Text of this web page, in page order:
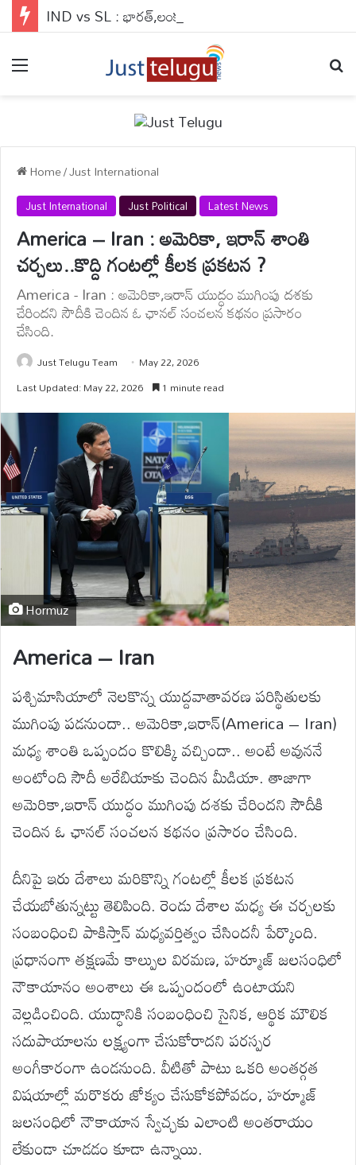
Home/Just International
Just International Just Political Latest News
America – Iran : అమెరికా, ఇరాన్ శాంతి
చర్చలు..కొద్ది గంటల్లో కీలక ప్రకటన ?
America - Iran : అమెరికా,ఇరాన్ యుద్ధం ముగింపు దశకు
చేరిందని సౌదీకి చెందిన ఓ ఛానల్ సంచలన కథనం ప్రసారం
చేసింది.
Just Telugu Team
May 22, 2026
Last Updated: May 22, 2026
1 minute read
Hormuz
America – Iran
పశ్చిమాసియాలో నెలకొన్న యుద్దవాతావరణ పరిస్థితులకు
ముగింపు పడనుందా.. అమెరికా,ఇరాన్(America – Iran)
మధ్య శాంతి ఒప్పందం కొలిక్కి వచ్చిందా.. అంటే అవుననే
అంటోంది సౌదీ అరేబియాకు చెందిన మీడియా. తాజాగా
అమెరికా,ఇరాన్ యుద్ధం ముగింపు దశకు చేరిందని సౌదీకి
చెందిన ఓ ఛానల్ సంచలన కథనం ప్రసారం చేసింది.
దీనిపై ఇరు దేశాలు మరికొన్ని గంటల్లో కీలక ప్రకటన
చేయబోతున్నట్టు తెలిపింది. రెండు దేశాల మధ్య ఈ చర్చలకు
సంబంధించి పాకిస్తాన్ మధ్యవర్తిత్వం చేసిందనీ పేర్కొంది.
ప్రధానంగా తక్షణమే కాల్పుల విరమణ, హర్మూజ్ జలసంధిలో
నౌకాయానం అంశాలు ఈ ఒప్పందంలో ఉంటాయని
వెల్లడించింది. యుద్ధానికి సంబంధించి సైనిక, ఆర్థిక మౌలిక
సదుపాయాలను లక్ష్యంగా చేసుకోరాదని పరస్పర
అంగీకారంగా ఉండనుంది. వీటితో పాటు ఒకరి అంతర్గత
విషయాల్లో మరొకరు జోక్యం చేసుకోకపోవడం, హర్మూజ్
జలసంధిలో నౌకాయాన స్వేచ్ఛకు ఎలాంటి అంతరాయం
లేకుండా చూడడం కూడా ఉన్నాయి.